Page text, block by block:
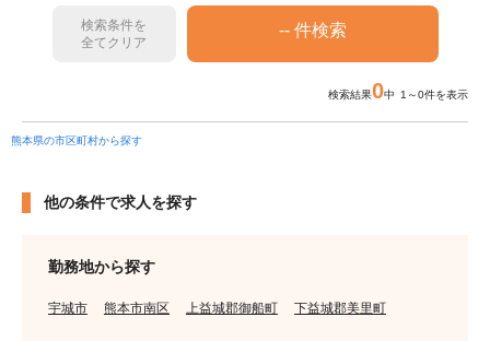
検索条件を
全てクリア
検索結果0中 1～0件を表示
熊本県の市区町村から探す
他の条件で求人を探す
勤務地から探す
宇城市 熊本市南区 上益城郡御船町 下益城郡美里町